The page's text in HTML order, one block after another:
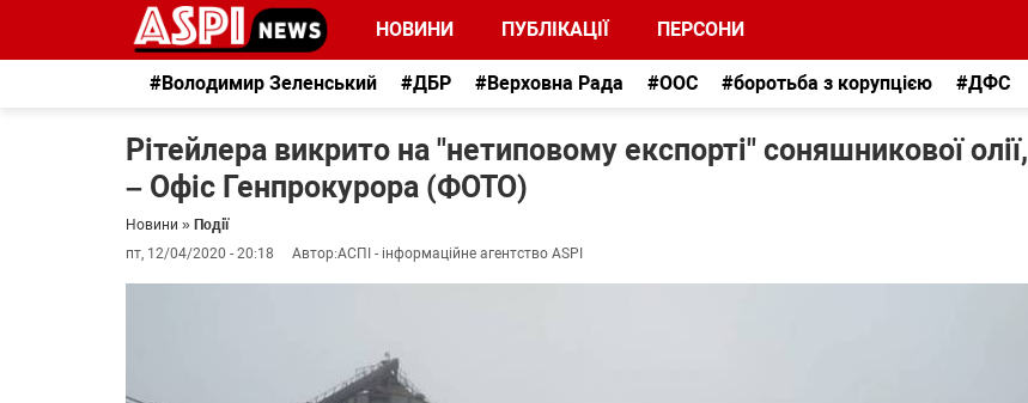
НОВИНИ ПУБЛІКАЦІЇ ПЕРСОНИ
#Володимир Зеленський #ДБР #Верховна Рада #ООС #боротьба з корупцією #ДФС
Рітейлера викрито на "нетиповому експорті" соняшникової олії,
– Офіс Генпрокурора (ФОТО)
Новини » Події
пт, 12/04/2020 - 20:18
Автор:АСПІ - інформаційне агентство ASPI